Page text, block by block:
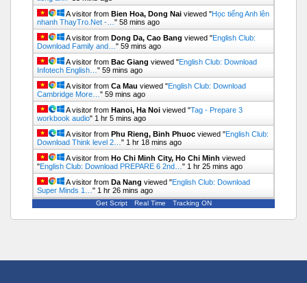
A visitor from Bien Hoa, Dong Nai viewed "Học tiếng Anh lên
nhanh ThayTro.Net -… " 58 mins ago
A visitor from Dong Da, Cao Bang viewed "English Club:
Download Family and… " 59 mins ago
A visitor from Bac Giang viewed "English Club: Download
Infotech English… " 59 mins ago
A visitor from Ca Mau viewed "English Club: Download
Cambridge More… " 59 mins ago
A visitor from Hanoi, Ha Noi viewed "Tag - Prepare 3
workbook audio" 1 hr 5 mins ago
A visitor from Phu Rieng, Binh Phuoc viewed "English Club:
Download Think level 2… " 1 hr 18 mins ago
A visitor from Ho Chi Minh City, Ho Chi Minh viewed
"English Club: Download PREPARE 6 2nd… " 1 hr 25 mins ago
A visitor from Da Nang viewed "English Club: Download
Super Minds 1… " 1 hr 26 mins ago
Get Script Real Time Tracking ON